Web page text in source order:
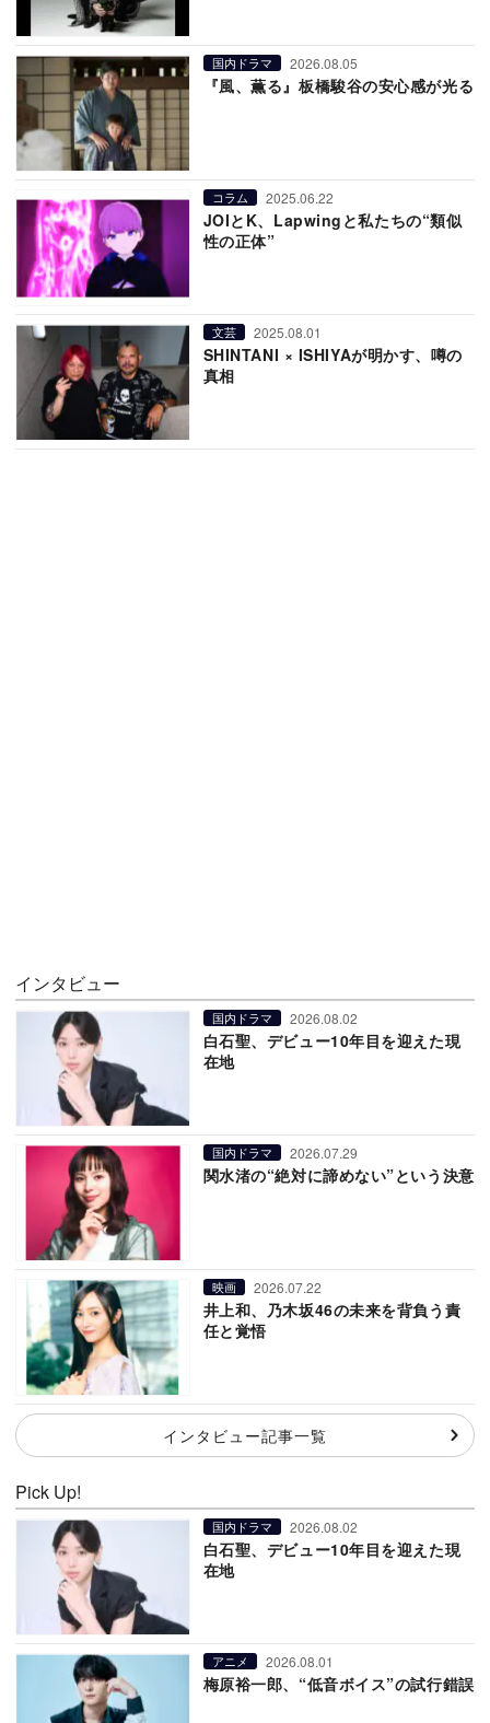
国内ドラマ 2026.08.05
『風、薫る』板橋駿谷の安心感が光る
コラム 2025.06.22
JOIとK、Lapwingと私たちの“類似
性の正体”
文芸 2025.08.01
SHINTANI × ISHIYAが明かす、噂の
真相
インタビュー
国内ドラマ 2026.08.02
白石聖、デビュー10年目を迎えた現
在地
国内ドラマ 2026.07.29
関水渚の“絶対に諦めない”という決意
映画 2026.07.22
井上和、乃木坂46の未来を背負う責
任と覚悟
インタビュー記事一覧
Pick Up!
国内ドラマ 2026.08.02
白石聖、デビュー10年目を迎えた現
在地
アニメ 2026.08.01
梅原裕一郎、“低音ボイス”の試行錯誤